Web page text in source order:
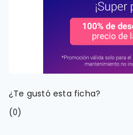
¿Te gustó esta ficha?
(0)